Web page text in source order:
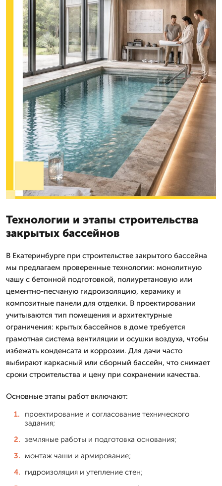
Технологии и этапы строительства
закрытых бассейнов
В Екатеринбурге при строительстве закрытого бассейна
мы предлагаем проверенные технологии: монолитную
чашу с бетонной подготовкой, полиуретановую или
цементно-песчаную гидроизоляцию, керамику и
композитные панели для отделки. В проектировании
учитываются тип помещения и архитектурные
ограничения: крытых бассейнов в доме требуется
грамотная система вентиляции и осушки воздуха, чтобы
избежать конденсата и коррозии. Для дачи часто
выбирают каркасный или сборный бассейн, что снижает
сроки строительства и цену при сохранении качества.
Основные этапы работ включают:
проектирование и согласование технического
задания;
земляные работы и подготовка основания;
монтаж чаши и армирование;
гидроизоляция и утепление стен;